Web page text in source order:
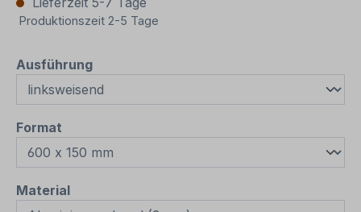
Produktionszeit 2-5 Tage
Ausführungauswählen
Format
Materialauswählen